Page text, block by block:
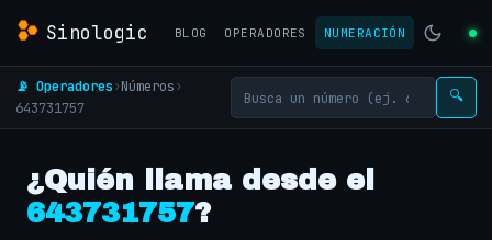
Sinologic BLOG OPERADORES NUMERACIÓN
📡 Operadores›Números›
643731757
🔍
¿Quién llama desde el
643731757?